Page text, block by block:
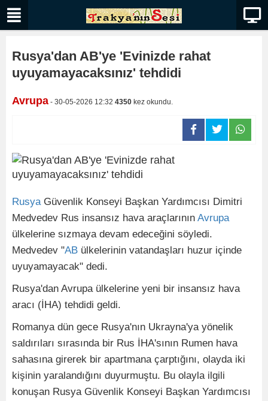
Rusya'dan AB'ye 'Evinizde rahat
uyuyamayacaksınız' tehdidi
Avrupa - 30-05-2026 12:32 4350 kez okundu.
RusyaGüvenlik Konseyi Başkan Yardımcısı Dimitri
Medvedev Rus insansız hava araçlarının Avrupa
ülkelerine sızmaya devam edeceğini söyledi.
Medvedev "AB ülkelerinin vatandaşları huzur içinde
uyuyamayacak" dedi.
Rusya'dan Avrupa ülkelerine yeni bir insansız hava
aracı (İHA) tehdidi geldi.
Romanya dün gece Rusya'nın Ukrayna'ya yönelik
saldırıları sırasında bir Rus İHA'sının Rumen hava
sahasına girerek bir apartmana çarptığını, olayda iki
kişinin yaralandığını duyurmuştu. Bu olayla ilgili
konuşan Rusya Güvenlik Konseyi Başkan Yardımcısı